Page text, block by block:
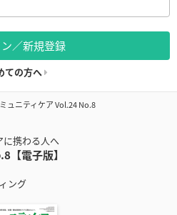
／新規登録
ての方へ
ュニティケア Vol.24 No.8
に携わる人へ
【電子版】
ング